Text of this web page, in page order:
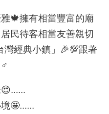
🍁擁有相當豐富的廟
民待客相當友善親切
經典小鎮」🎉💯跟著
🤩......